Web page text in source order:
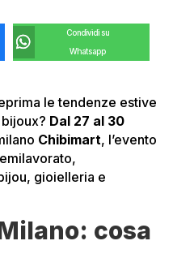
Condividi su
Whatsapp
le tendenze estive
Dal 27 al 30
Chibimart, l’evento
gioielleria e
cosa